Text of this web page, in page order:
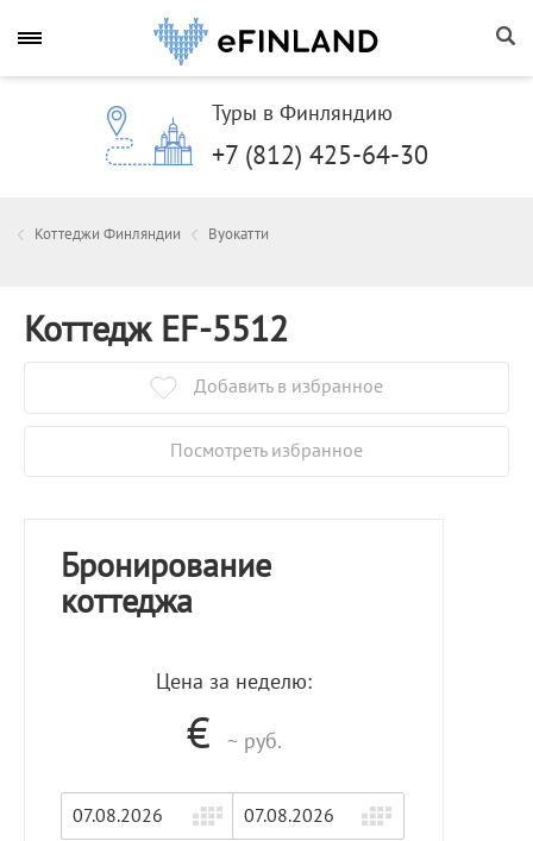
Туры в Финляндию
+7 (812) 425-64-30
Коттеджи Финляндии Вуокатти
Коттедж EF-5512
Добавить в избранное
Посмотреть избранное
Бронирование
коттеджа
Цена за неделю:
€ ~ руб.